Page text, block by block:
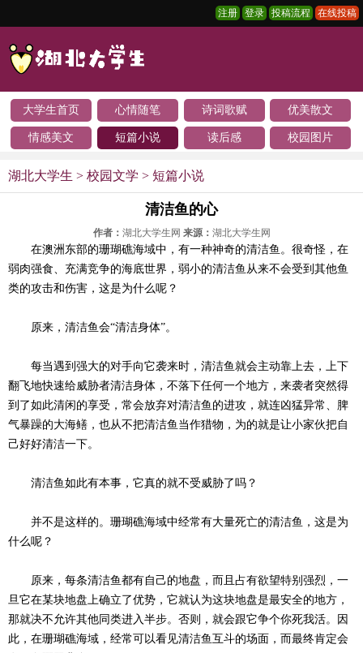
注册 登录 投稿流程 在线投稿
大学生首页 心情随笔 诗词歌赋 优美散文
情感美文 短篇小说 读后感 校园图片
湖北大学生 > 校园文学 > 短篇小说
清洁鱼的心
作者： 湖北大学生网 来源： 湖北大学生网
在澳洲东部的珊瑚礁海域中，有一种神奇的清洁鱼。很奇怪，在
弱肉强食、充满竞争的海底世界，弱小的清洁鱼从来不会受到其他鱼
类的攻击和伤害，这是为什么呢？
原来，清洁鱼会“清洁身体”。
每当遇到强大的对手向它袭来时，清洁鱼就会主动靠上去，上下
翻飞地快速给威胁者清洁身体，不落下任何一个地方，来袭者突然得
到了如此清闲的享受，常会放弃对清洁鱼的进攻，就连凶猛异常、脾
气暴躁的大海鳝，也从不把清洁鱼当作猎物，为的就是让小家伙把自
己好好清洁一下。
清洁鱼如此有本事，它真的就不受威胁了吗？
并不是这样的。珊瑚礁海域中经常有大量死亡的清洁鱼，这是为
什么呢？
原来，每条清洁鱼都有自己的地盘，而且占有欲望特别强烈，一
旦它在某块地盘上确立了优势，它就认为这块地盘是最安全的地方，
那就决不允许其他同类进入半步。否则，就会跟它争个你死我活。因
此，在珊瑚礁海域，经常可以看见清洁鱼互斗的场面，而最终肯定会